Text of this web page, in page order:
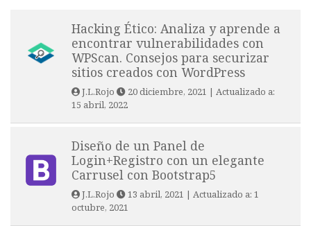
Hacking Ético: Analiza y aprende a
encontrar vulnerabilidades con
WPScan. Consejos para securizar
sitios creados con WordPress
J.L.Rojo 20 diciembre, 2021 | Actualizado a:
15 abril, 2022
Diseño de un Panel de
Login+Registro con un elegante
Carrusel con Bootstrap5
J.L.Rojo 13 abril, 2021 | Actualizado a:1
octubre, 2021